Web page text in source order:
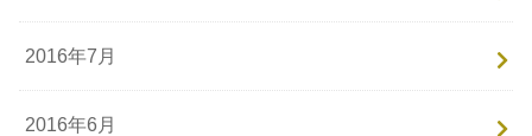
2016年7月
2016年6月